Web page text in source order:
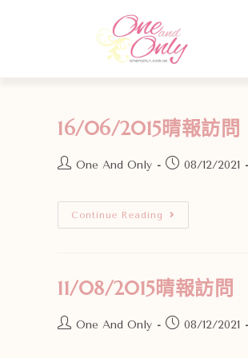
16/06/2015晴報訪問
One And Only 08/12/2021
Continue Reading
11/08/2015晴報訪問
One And Only 08/12/2021